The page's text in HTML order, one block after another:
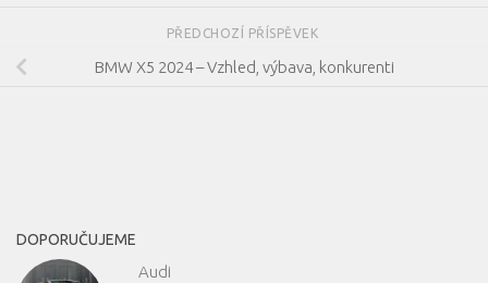
PŘEDCHOZÍ PŘÍSPĚVEK
BMW X5 2024 – Vzhled, výbava, konkurenti
DOPORUČUJEME
Audi